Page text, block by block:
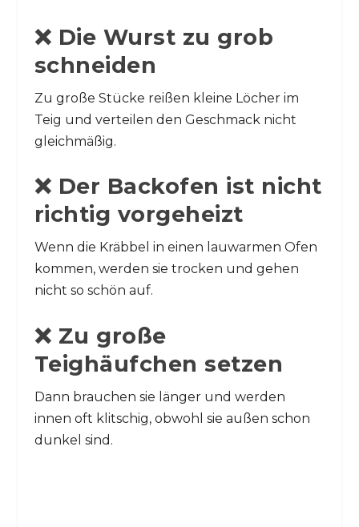
❌ Die Wurst zu grob
schneiden
Zu große Stücke reißen kleine Löcher im
Teig und verteilen den Geschmack nicht
gleichmäßig.
❌ Der Backofen ist nicht
richtig vorgeheizt
Wenn die Kräbbel in einen lauwarmen Ofen
kommen, werden sie trocken und gehen
nicht so schön auf.
❌ Zu große
Teighäufchen setzen
Dann brauchen sie länger und werden
innen oft klitschig, obwohl sie außen schon
dunkel sind.